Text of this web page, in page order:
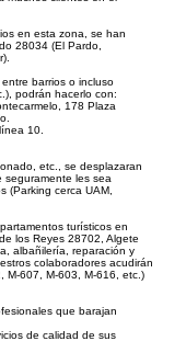
en esta zona, se han
28034 (El Pardo,
barrios o incluso
podrán hacerlo con:
178 Plaza
10.
etc., se desplazaran
seguramente les sea
(Parking cerca UAM,
turísticos en
los Reyes 28702, Algete
albañilería, reparación y
colaboradores acudirán
M-607, M-603, M-616, etc.)
que barajan
de calidad de sus